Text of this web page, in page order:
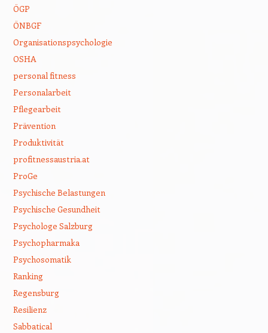
ÖGP
ÖNBGF
Organisationspsychologie
OSHA
personal fitness
Personalarbeit
Pflegearbeit
Prävention
Produktivität
profitnessaustria.at
ProGe
Psychische Belastungen
Psychische Gesundheit
Psychologe Salzburg
Psychopharmaka
Psychosomatik
Ranking
Regensburg
Resilienz
Sabbatical